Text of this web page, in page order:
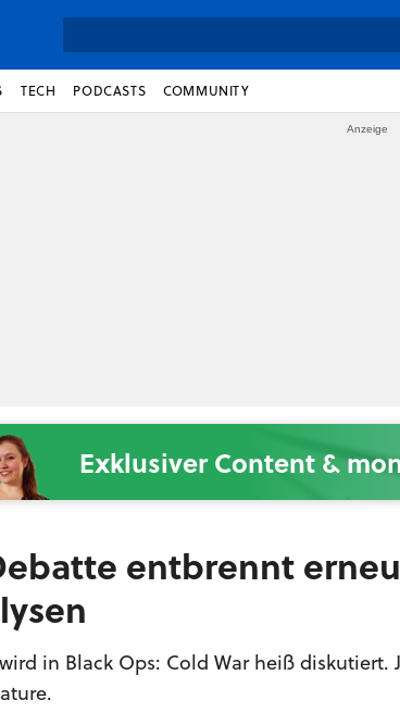
TECH PODCASTS COMMUNITY
Exklusiver Content &
entbrennt
in Black Ops: Cold War heiß diskutiert.